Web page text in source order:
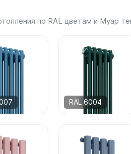
по RAL цветам и Муар
RAL 6004